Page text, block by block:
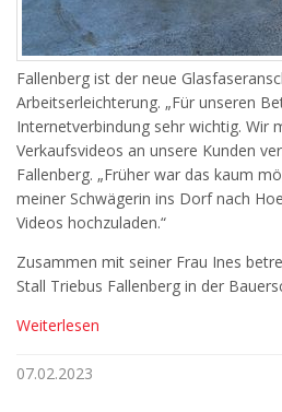
Fallenberg ist der neue
Arbeitserleichterung. „Für unseren
Internetverbindung sehr wichtig. Wir
Verkaufsvideos an unsere Kunden
Fallenberg. „Früher war das kaum
meiner Schwägerin ins Dorf nach
Videos hochzuladen.“
Zusammen mit seiner Frau Ines
Stall Triebus Fallenberg in der
Weiterlesen
07.02.2023